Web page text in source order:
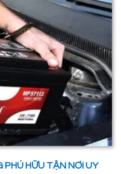
PHÚ HỮU TẬN NƠI UY